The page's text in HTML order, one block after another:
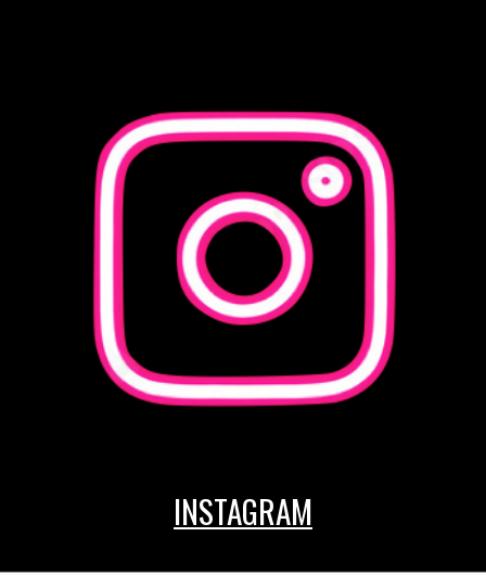
INSTAGRAM